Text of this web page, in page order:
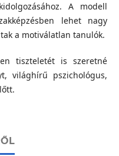
A modell
lehet nagy
a motiválatlan tanulók.
tiszteletét is szeretné
világhírű pszichológus,